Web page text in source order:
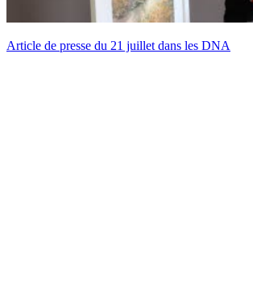
Article de presse du 21 juillet dans les DNA